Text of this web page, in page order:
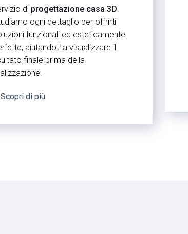
di progettazione casa 3D.
ogni dettaglio per offrirti
funzionali ed esteticamente
aiutandoti a visualizzare il
finale prima della
Scopri di più